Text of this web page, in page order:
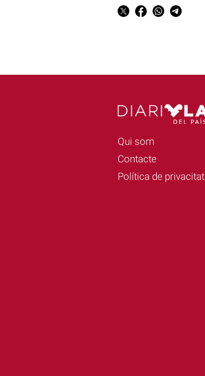
Qui som
Contacte
Política de privacitat